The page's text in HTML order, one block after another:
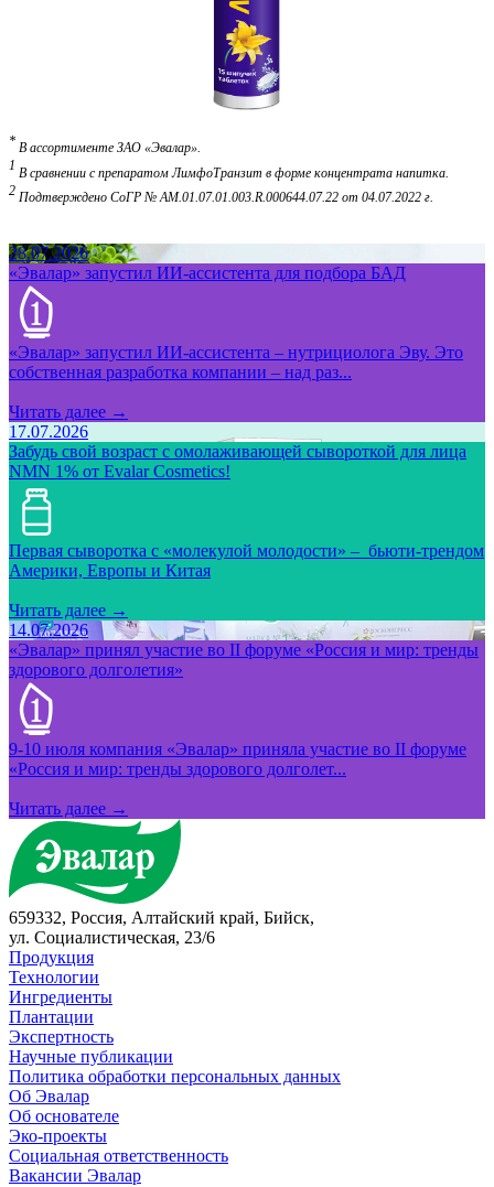
* В ассортименте ЗАО «Эвалар».
1 В сравнении с препаратом ЛимфоТранзит в форме концентрата напитка.
2 Подтверждено СоГР № AM.01.07.01.003.R.000644.07.22 от 04.07.2022 г.
28.07.2026
«Эвалар» запустил ИИ-ассистента для подбора БАД
«Эвалар» запустил ИИ-ассистента – нутрициолога Эву. Это
собственная разработка компании – над раз...
Читать далее →
17.07.2026
Забудь свой возраст с омолаживающей сывороткой для лица
NMN 1% от Evalar Cosmetics!
Первая сыворотка с «молекулой молодости» – бьюти-трендом
Америки, Европы и Китая
Читать далее →
14.07.2026
«Эвалар» принял участие во II форуме «Россия и мир: тренды
здорового долголетия»
9-10 июля компания «Эвалар» приняла участие во II форуме
«Россия и мир: тренды здорового долголет...
Читать далее →
659332, Россия, Алтайский край, Бийск,
ул. Социалистическая, 23/6
Продукция
Технологии
Ингредиенты
Плантации
Экспертность
Научные публикации
Политика обработки персональных данных
Об Эвалар
Об основателе
Эко-проекты
Социальная ответственность
Вакансии Эвалар